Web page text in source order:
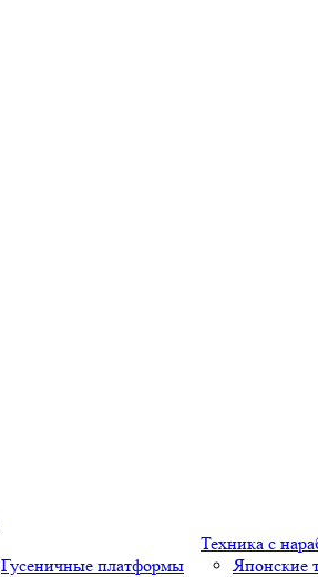
Гусеничные платформы
Техника с
Японские